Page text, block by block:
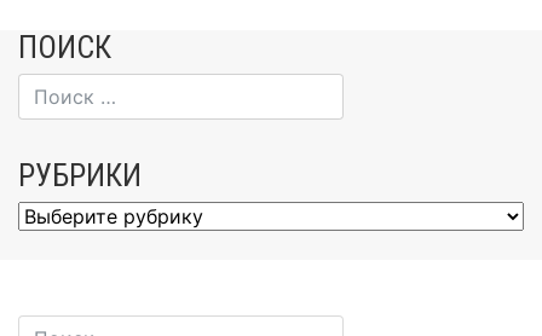
ПОИСК
РУБРИКИ
Рубрики